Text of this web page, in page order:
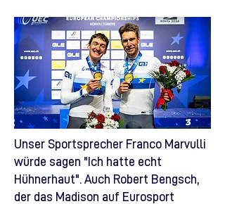
Unser Sportsprecher Franco Marvulli
würde sagen "Ich hatte echt
Hühnerhaut". Auch Robert Bengsch,
der das Madison auf Eurosport